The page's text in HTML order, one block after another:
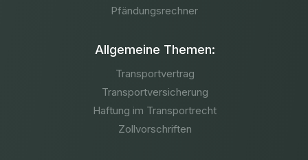
Pfändungsrechner
Allgemeine Themen:
Transportvertrag
Transportversicherung
Haftung im Transportrecht
Zollvorschriften